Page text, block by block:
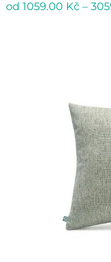
od 1059.00 Kč –